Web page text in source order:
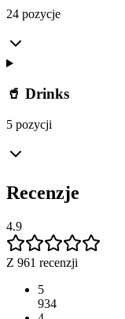
24 pozycje
🥤 Drinks
5 pozycji
Recenzje
4.9
Z 961 recenzji
5
934